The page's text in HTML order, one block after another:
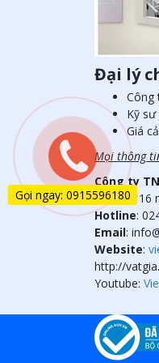
Đại lý
Công
Kỹ
Giá
Mọi thông
Công ty
Add: Số 16
Hotline:
Email:
Website:
http://
Youtube:
Gọi ngay: 0915596180